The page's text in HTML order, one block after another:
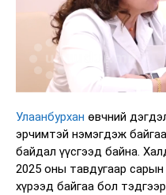
Улаанбурхан өвчний
эрчимтэй нэмэгдэж
байдал үүсгээд байна.
2025 оны тавдугаар
хүрээд байгаа бол